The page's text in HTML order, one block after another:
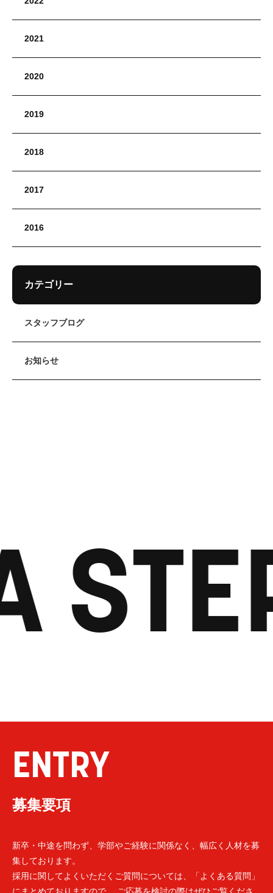
2021
2020
2019
2018
2017
2016
カテゴリー
スタッフブログ
お知らせ
ENTRY
募集要項
新卒・中途を問わず、学部やご経験に関係なく、幅広く人材を募
集しております。
採用に関してよくいただくご質問については、「よくある質問」